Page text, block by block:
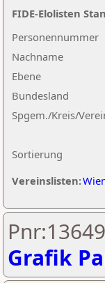
Nachname
Ebene
Sortierung
Personennummer
Bundesland
Spgem./Kreis/
Vereinslisten:
FIDE-Elolisten
Grafik